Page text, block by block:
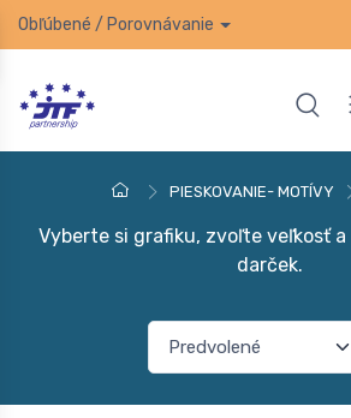
Obľúbené / Porovnávanie
PIESKOVANIE- MOTÍVY
Vyberte si grafiku, zvoľte veľkosť
darček.